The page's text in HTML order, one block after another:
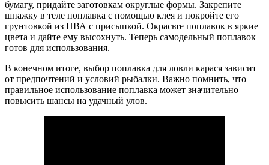
бумагу, придайте заготовкам округлые формы. Закрепите
шпажку в теле поплавка с помощью клея и покройте его
грунтовкой из ПВА с присыпкой. Окрасьте поплавок в яркие
цвета и дайте ему высохнуть. Теперь самодельный поплавок
готов для использования.
В конечном итоге, выбор поплавка для ловли карася зависит
от предпочтений и условий рыбалки. Важно помнить, что
правильное использование поплавка может значительно
повысить шансы на удачный улов.